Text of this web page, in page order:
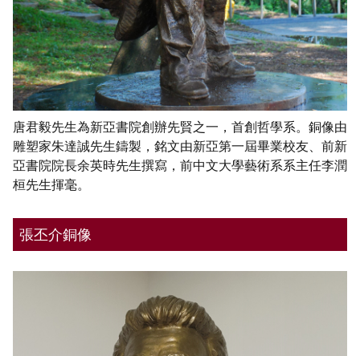
唐君毅先生為新亞書院創辦先賢之一，首創哲學系。銅像由
雕塑家朱達誠先生鑄製，銘文由新亞第一屆畢業校友、前新
亞書院院長余英時先生撰寫，前中文大學藝術系系主任李潤
桓先生揮毫。
張丕介銅像